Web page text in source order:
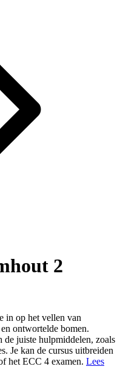
2
in op het vellen van
ontwortelde bomen.
de juiste hulpmiddelen, zoals
Je kan de cursus uitbreiden
het ECC 4 examen. Lees